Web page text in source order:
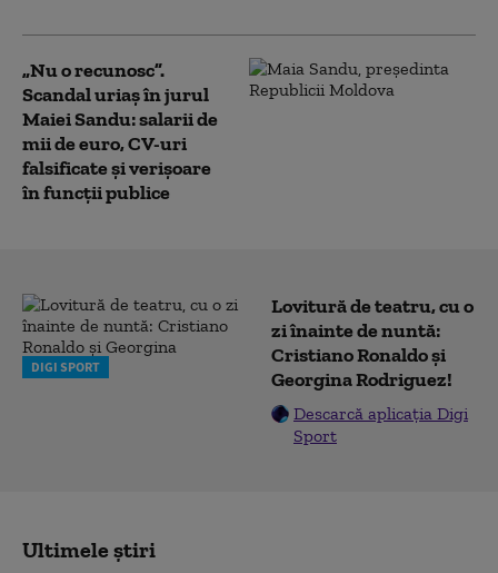
„Nu o recunosc”.
Scandal uriaș în jurul
Maiei Sandu: salarii de
mii de euro, CV-uri
falsificate și verișoare
în funcții publice
DIGI SPORT
Lovitură de teatru, cu o
zi înainte de nuntă:
Cristiano Ronaldo și
Georgina Rodriguez!
Descarcă aplicația Digi
Sport
Ultimele știri